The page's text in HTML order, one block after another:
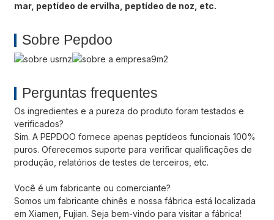
mar, peptídeo de ervilha, peptídeo de noz, etc.
Sobre Pepdoo
Perguntas frequentes
Os ingredientes e a pureza do produto foram testados e
verificados?
Sim. A PEPDOO fornece apenas peptídeos funcionais 100%
puros. Oferecemos suporte para verificar qualificações de
produção, relatórios de testes de terceiros, etc.
Você é um fabricante ou comerciante?
Somos um fabricante chinês e nossa fábrica está localizada
em Xiamen, Fujian. Seja bem-vindo para visitar a fábrica!